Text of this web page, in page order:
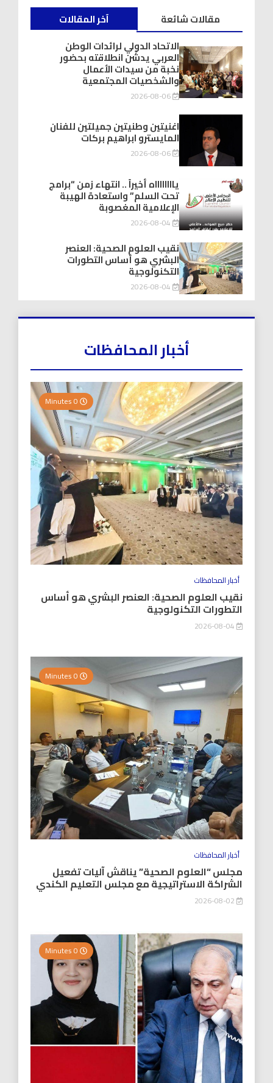
آخر المقالات
مقالات شائعة
الاتحاد الدولي لرائدات الوطن
العربي يدشّن انطلاقته بحضور
نخبة من سيدات الأعمال
والشخصيات المجتمعية
2026-08-06
اغنيتين وطنيتين جميلتين للفنان
المايسترو ابراهيم بركات
2026-08-06
يااااااااه أخيراً .. انتهاء زمن “برامج
تحت السلم” واستعادة الهيبة
الإعلامية المغصوبة
2026-08-04
نقيب العلوم الصحية: العنصر
البشري هو أساس التطورات
التكنولوجية
2026-08-04
أخبار المحافظات
أخبار المحافظات
نقيب العلوم الصحية: العنصر البشري هو أساس
التطورات التكنولوجية
أخبار المحافظات
مجلس “العلوم الصحية” يناقش آليات تفعيل
الشراكة الاستراتيجية مع مجلس التعليم الكندي